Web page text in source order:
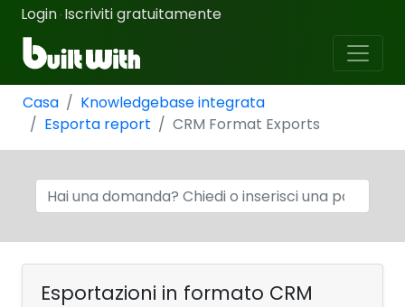
Login · Iscriviti gratuitamente
Casa
Knowledgebase integrata
Esporta report
CRM Format Exports
Esportazioni in formato CRM